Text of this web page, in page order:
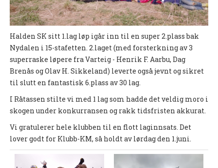
UFO (2.-10. KLASSE)
Presentasjon UFO
Nybegynnerkurs
BREDDE
Ny på o-løp?
SYKKEL
Halden SK sitt 1.lag løp igår inn til en super 2.plass bak
Nydalen i 15-stafetten. 2.laget (med forsterkning av 3
superraske løpere fra Varteig - Henrik F. Aarbu, Dag
Brenås og Olav H. Sikkeland) leverte også jevnt og sikret
til slutt en fantastisk 6.plass av 30 lag.
I Råtassen stilte vi med 1 lag som hadde det veldig moro i
skogen under konkurransen og rakk tidsfristen akkurat.
Vi gratulerer hele klubben til en flott laginnsats. Det
lover godt for Klubb-KM, så holdt av lørdag den 1.juni.